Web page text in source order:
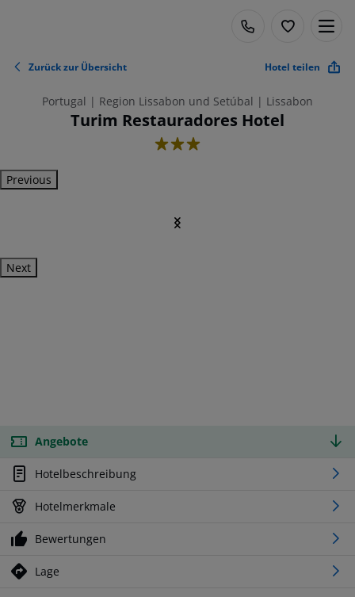
Zurück zur Übersicht Hotel teilen
Portugal | Region Lissabon und Setúbal | Lissabon
Turim Restauradores Hotel
3
Previous
Next
Angebote
Hotelbeschreibung
Hotelmerkmale
Bewertungen
Lage